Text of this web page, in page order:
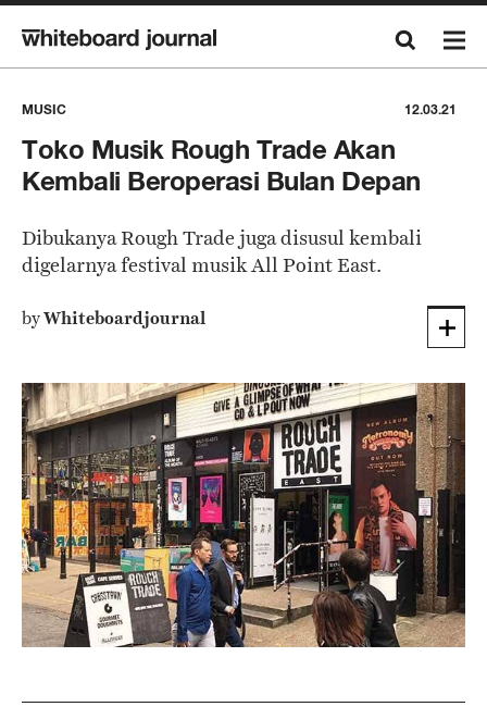
MUSIC 12.03.21
Toko Musik Rough Trade Akan
Kembali Beroperasi Bulan Depan
Dibukanya Rough Trade juga disusul kembali
digelarnya festival musik All Point East.
byWhiteboardjournal